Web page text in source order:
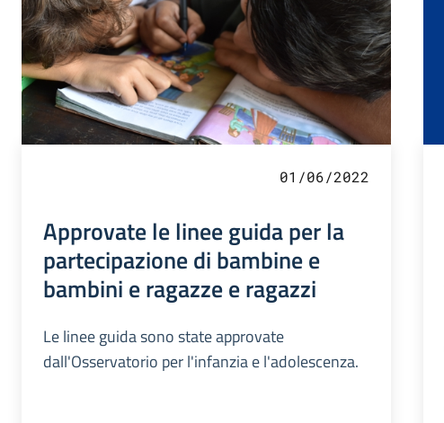
01/06/2022
Approvate le linee guida per la
partecipazione di bambine e
bambini e ragazze e ragazzi
Le linee guida sono state approvate
dall'Osservatorio per l'infanzia e l'adolescenza.